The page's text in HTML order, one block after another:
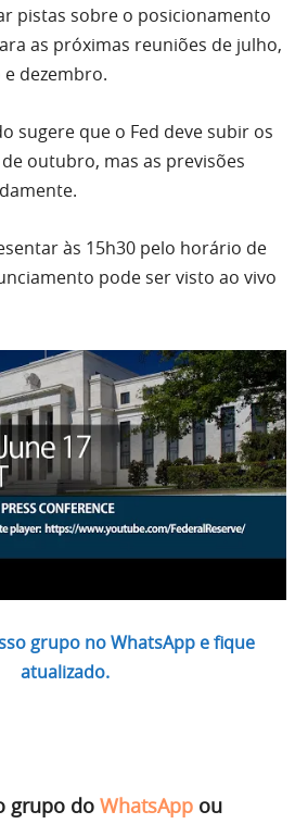
pistas sobre o posicionamento
as próximas reuniões de julho,
dezembro.
sugere que o Fed deve subir os
outubro, mas as previsões
às 15h30 pelo horário de
pode ser visto ao vivo
grupo no WhatsApp e fique
atualizado.
grupo do WhatsApp ou